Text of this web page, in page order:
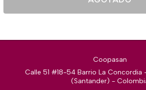
Coopasan
Calle 51 #18-54 Barrio La Concordia
(Santander) -